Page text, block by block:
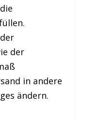
der
in andere
ändern.